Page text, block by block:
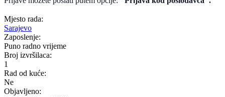
Mjesto rada:
Sarajevo
Zaposlenje:
Puno radno vrijeme
Broj izvršilaca:
1
Rad od kuće:
Ne
Objavljeno: